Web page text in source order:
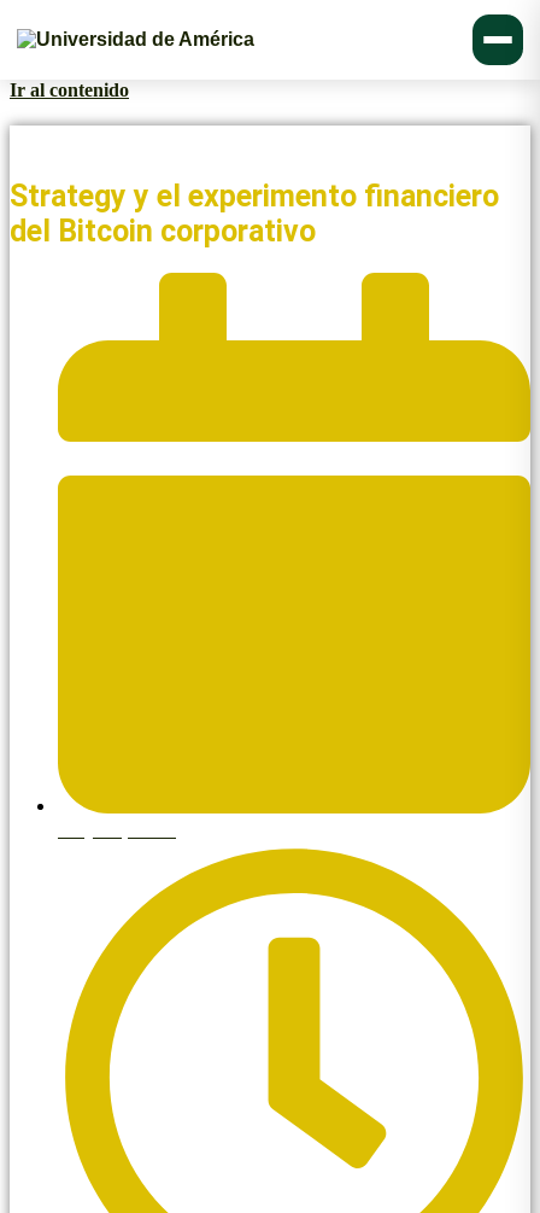
Ir al contenido
Strategy y el experimento financiero
del Bitcoin corporativo